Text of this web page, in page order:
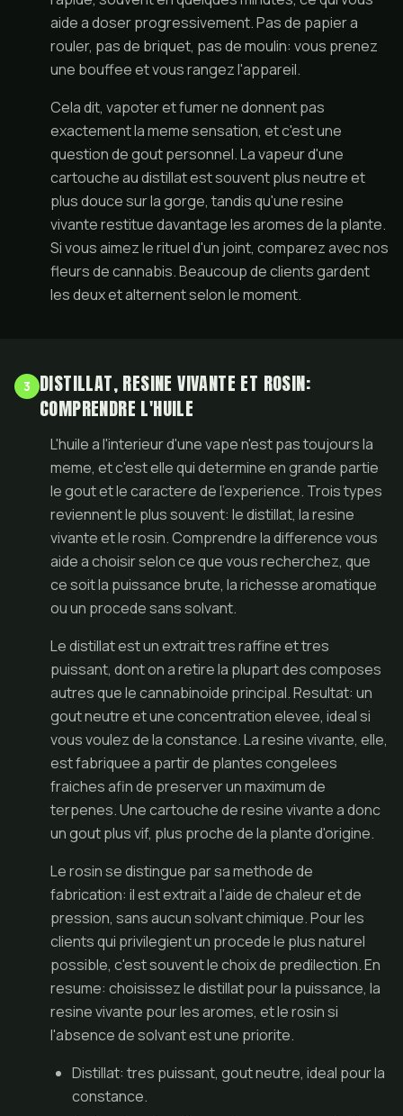
aide a doser progressivement. Pas de papier a
rouler, pas de briquet, pas de moulin: vous prenez
une bouffee et vous rangez l'appareil.
Cela dit, vapoter et fumer ne donnent pas
exactement la meme sensation, et c'est une
question de gout personnel. La vapeur d'une
cartouche au distillat est souvent plus neutre et
plus douce sur la gorge, tandis qu'une resine
vivante restitue davantage les aromes de la plante.
Si vous aimez le rituel d'un joint, comparez avec nos
fleurs de cannabis. Beaucoup de clients gardent
les deux et alternent selon le moment.
3
DISTILLAT, RESINE VIVANTE ET ROSIN:
COMPRENDRE L'HUILE
L'huile a l'interieur d'une vape n'est pas toujours la
meme, et c'est elle qui determine en grande partie
le gout et le caractere de l'experience. Trois types
reviennent le plus souvent: le distillat, la resine
vivante et le rosin. Comprendre la difference vous
aide a choisir selon ce que vous recherchez, que
ce soit la puissance brute, la richesse aromatique
ou un procede sans solvant.
Le distillat est un extrait tres raffine et tres
puissant, dont on a retire la plupart des composes
autres que le cannabinoide principal. Resultat: un
gout neutre et une concentration elevee, ideal si
vous voulez de la constance. La resine vivante, elle,
est fabriquee a partir de plantes congelees
fraiches afin de preserver un maximum de
terpenes. Une cartouche de resine vivante a donc
un gout plus vif, plus proche de la plante d'origine.
Le rosin se distingue par sa methode de
fabrication: il est extrait a l'aide de chaleur et de
pression, sans aucun solvant chimique. Pour les
clients qui privilegient un procede le plus naturel
possible, c'est souvent le choix de predilection. En
resume: choisissez le distillat pour la puissance, la
resine vivante pour les aromes, et le rosin si
l'absence de solvant est une priorite.
Distillat: tres puissant, gout neutre, ideal pour la
constance.